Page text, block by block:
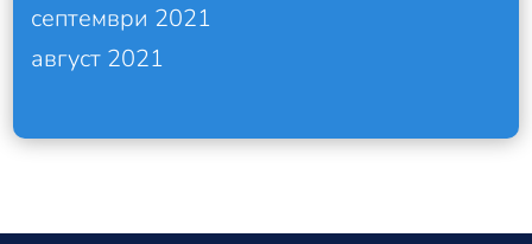
септември 2021
август 2021